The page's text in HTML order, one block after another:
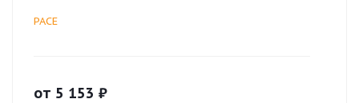
PACE
от 5 153 ₽